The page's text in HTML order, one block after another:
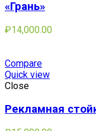
«Грань»
₽14,000.00
Compare
Quick view
Close
Рекламная